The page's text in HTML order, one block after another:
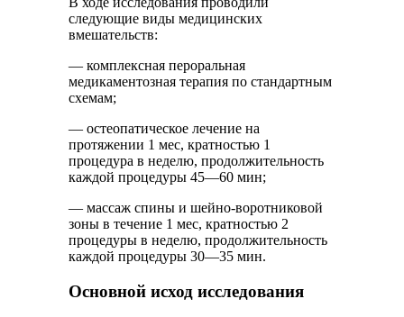
следующие виды медицинских
вмешательств:
— комплексная пероральная
медикаментозная терапия по стандартным
схемам;
— остеопатическое лечение на
протяжении 1 мес, кратностью 1
процедура в неделю, продолжительность
каждой процедуры 45—60 мин;
— массаж спины и шейно-воротниковой
зоны в течение 1 мес, кратностью 2
процедуры в неделю, продолжительность
каждой процедуры 30—35 мин.
Основной исход исследования